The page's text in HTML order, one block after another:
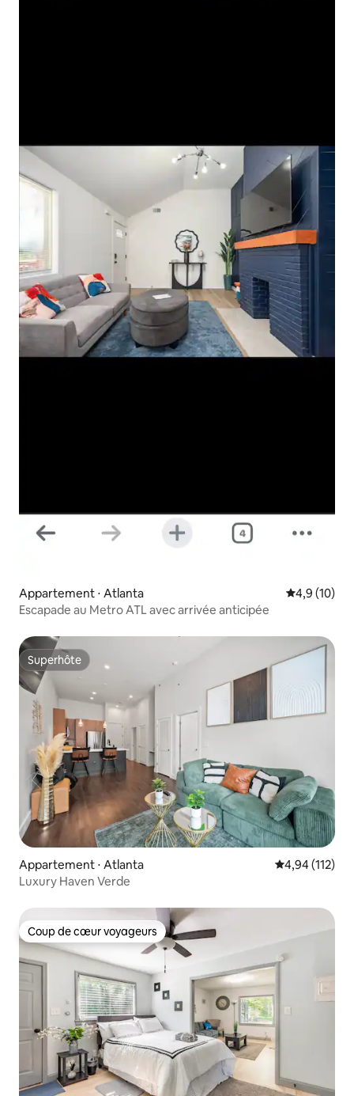
Appartement ⋅ Atlanta Évaluation
4,9 (10)
Escapade au Metro ATL avec arrivée anticipée
Superhôte
Superhôte
Appartement ⋅ Atlanta Évaluation
4,94 (112)
Luxury Haven Verde
Coup de cœur voyageurs
Coup de cœur voyageurs